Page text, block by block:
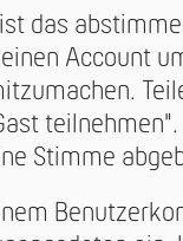
das
Account
teilnehmen".
Stimme